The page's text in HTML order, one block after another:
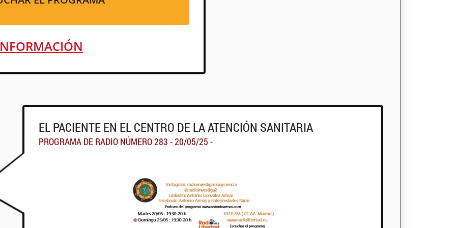
EL PACIENTE EN EL CENTRO DE LA ATENCIÓN SANITARIA
PROGRAMA DE RADIO NÚMERO 283 - 20/05/25 -